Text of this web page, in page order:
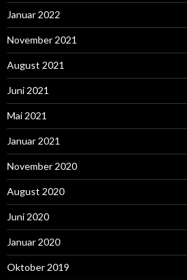
Januar 2022
November 2021
August 2021
Juni 2021
Mai 2021
Januar 2021
November 2020
August 2020
Juni 2020
Januar 2020
Oktober 2019